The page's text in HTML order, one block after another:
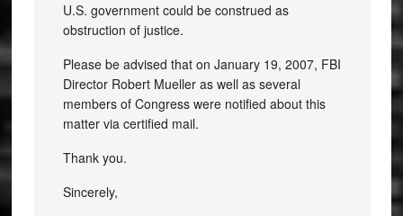
U.S. government could be construed as
obstruction of justice.
Please be advised that on January 19, 2007, FBI
Director Robert Mueller as well as several
members of Congress were notified about this
matter via certified mail.
Thank you.
Sincerely,